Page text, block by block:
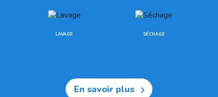
LAVAGE SÉCHAGE
En savoir plus 